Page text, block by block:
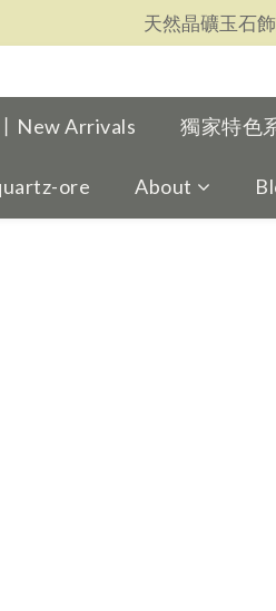
天然晶礦玉石
天然晶礦玉石
天然晶礦玉石
New Arrivals 獨家特色
ore About